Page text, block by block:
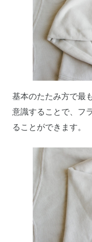
基本のたたみ方で最
意識することで、フ
ることができます。